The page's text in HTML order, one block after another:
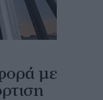
με